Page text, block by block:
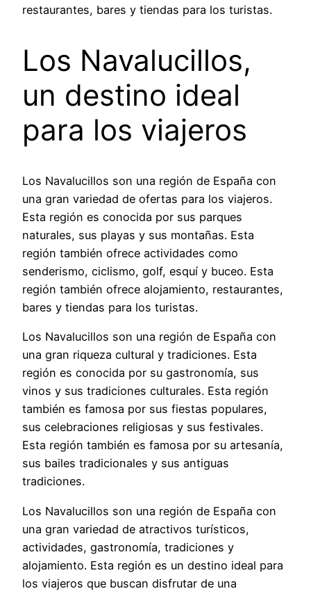
restaurantes, bares y tiendas para los turistas.
Los Navalucillos,
un destino ideal
para los viajeros
Los Navalucillos son una región de España con
una gran variedad de ofertas para los viajeros.
Esta región es conocida por sus parques
naturales, sus playas y sus montañas. Esta
región también ofrece actividades como
senderismo, ciclismo, golf, esquí y buceo. Esta
región también ofrece alojamiento, restaurantes,
bares y tiendas para los turistas.
Los Navalucillos son una región de España con
una gran riqueza cultural y tradiciones. Esta
región es conocida por su gastronomía, sus
vinos y sus tradiciones culturales. Esta región
también es famosa por sus fiestas populares,
sus celebraciones religiosas y sus festivales.
Esta región también es famosa por su artesanía,
sus bailes tradicionales y sus antiguas
tradiciones.
Los Navalucillos son una región de España con
una gran variedad de atractivos turísticos,
actividades, gastronomía, tradiciones y
alojamiento. Esta región es un destino ideal para
los viajeros que buscan disfrutar de una